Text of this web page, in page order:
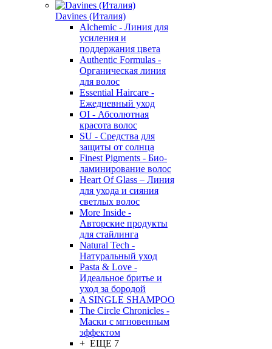
Davines (Италия)
Alchemic - Линия для
усиления и
поддержания цвета
Authentic Formulas -
Органическая линия
для волос
Essential Haircare -
Eжедневный уход
OI - Абсолютная
красота волос
SU - Средства для
защиты от солнца
Finest Pigments - Био-
ламинирование волос
Heart Of Glass – Линия
для ухода и сияния
светлых волос
More Inside -
Авторские продукты
для стайлинга
Natural Tech -
Натуральный уход
Pasta & Love -
Идеальное бритье и
уход за бородой
A SINGLE SHAMPOO
The Circle Chronicles -
Маски с мгновенным
эффектом
+ ЕЩЕ 7